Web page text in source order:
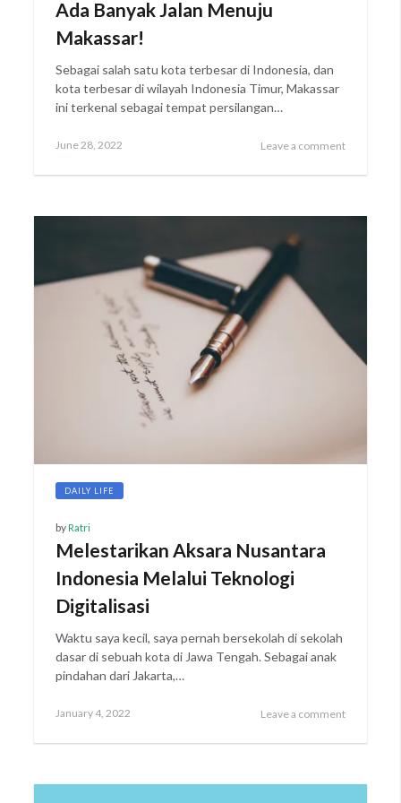
Ada Banyak Jalan Menuju
Makassar!
Sebagai salah satu kota terbesar di Indonesia, dan
kota terbesar di wilayah Indonesia Timur, Makassar
ini terkenal sebagai tempat persilangan…
Leave a comment
Posted
June 28, 2022
DAILY LIFE
byRatri
Melestarikan Aksara Nusantara
Indonesia Melalui Teknologi
Digitalisasi
Waktu saya kecil, saya pernah bersekolah di sekolah
dasar di sebuah kota di Jawa Tengah. Sebagai anak
pindahan dari Jakarta,…
Leave a comment
Posted
January 4, 2022January